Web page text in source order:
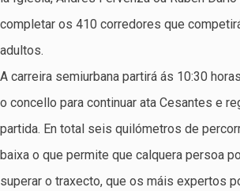
completar os 410 corredores que
adultos.
A carreira semiurbana partirá ás 10:30
o concello para continuar ata Cesantes e
partida. En total seis quilómetros de
baixa o que permite que calquera persoa
superar o traxecto, que os máis expertos